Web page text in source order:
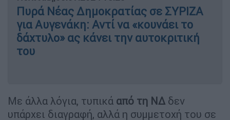
Πυρά Νέας Δημοκρατίας σε ΣΥΡΙΖΑ
για Αυγενάκη: Αντί να «κουνάει το
δάχτυλο» ας κάνει την αυτοκριτική
του
Με άλλα λόγια, τυπικά από τη ΝΔ δεν
υπάρχει διαγραφή, αλλά η συμμετοχή του σε